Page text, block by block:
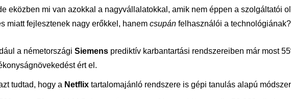
eközben mi van azokkal a nagyvállalatokkal, amik nem éppen a szolgáltatói
miatt fejlesztenek nagy erőkkel, hanem csupánfelhasználói a technológiának?
a németországi Siemensprediktív karbantartási rendszereiben már most
ért el.
tudtad, hogy a Netflixtartalomajánló rendszere is gépi tanulás alapú